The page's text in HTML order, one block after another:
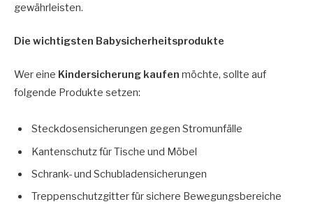
gewährleisten.
Die wichtigsten Babysicherheitsprodukte
Wer eine Kindersicherung kaufen möchte, sollte auf
folgende Produkte setzen:
Steckdosensicherungen gegen Stromunfälle
Kantenschutz für Tische und Möbel
Schrank- und Schubladensicherungen
Treppenschutzgitter für sichere Bewegungsbereiche